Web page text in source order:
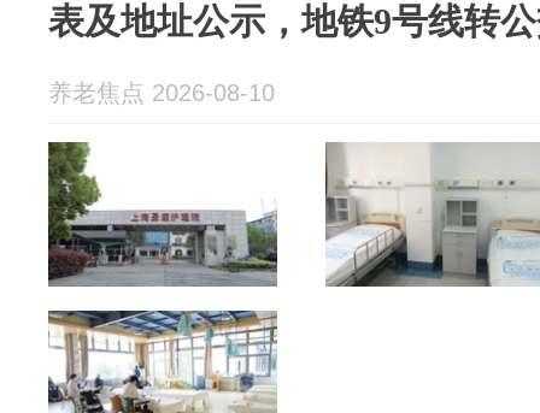
表及地址公示，地铁9号线转
养老焦点 2026-08-10